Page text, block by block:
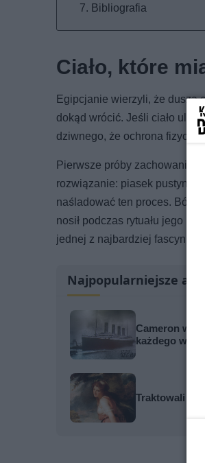
Bibliografia
Ciało, które
Egipcjanie wierzyli, że dusza
dokąd wrócić. Jeśli ciało
dziwnego, że ochrona
Pierwsze próby zachowania
rozwiązanie: piasek pustyni
naśladować ten proces. Bóg
nosił podczas rytuału jego
jednej z najbardziej
Najpopularniejsze
Cameron
każdego
Traktowali ją